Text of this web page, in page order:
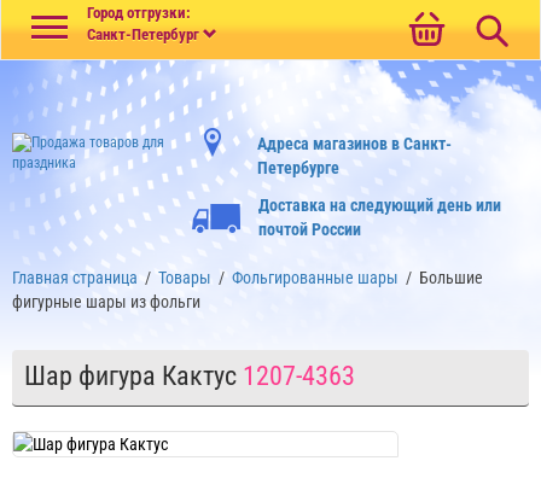
Город отгрузки:
Санкт-Петербург
Адреса магазинов в Санкт-
Петербурге
Доставка на следующий день или
почтой России
Главная страница / Товары / Фольгированные шары / Большие
фигурные шары из фольги
Шар фигура Кактус 1207-4363